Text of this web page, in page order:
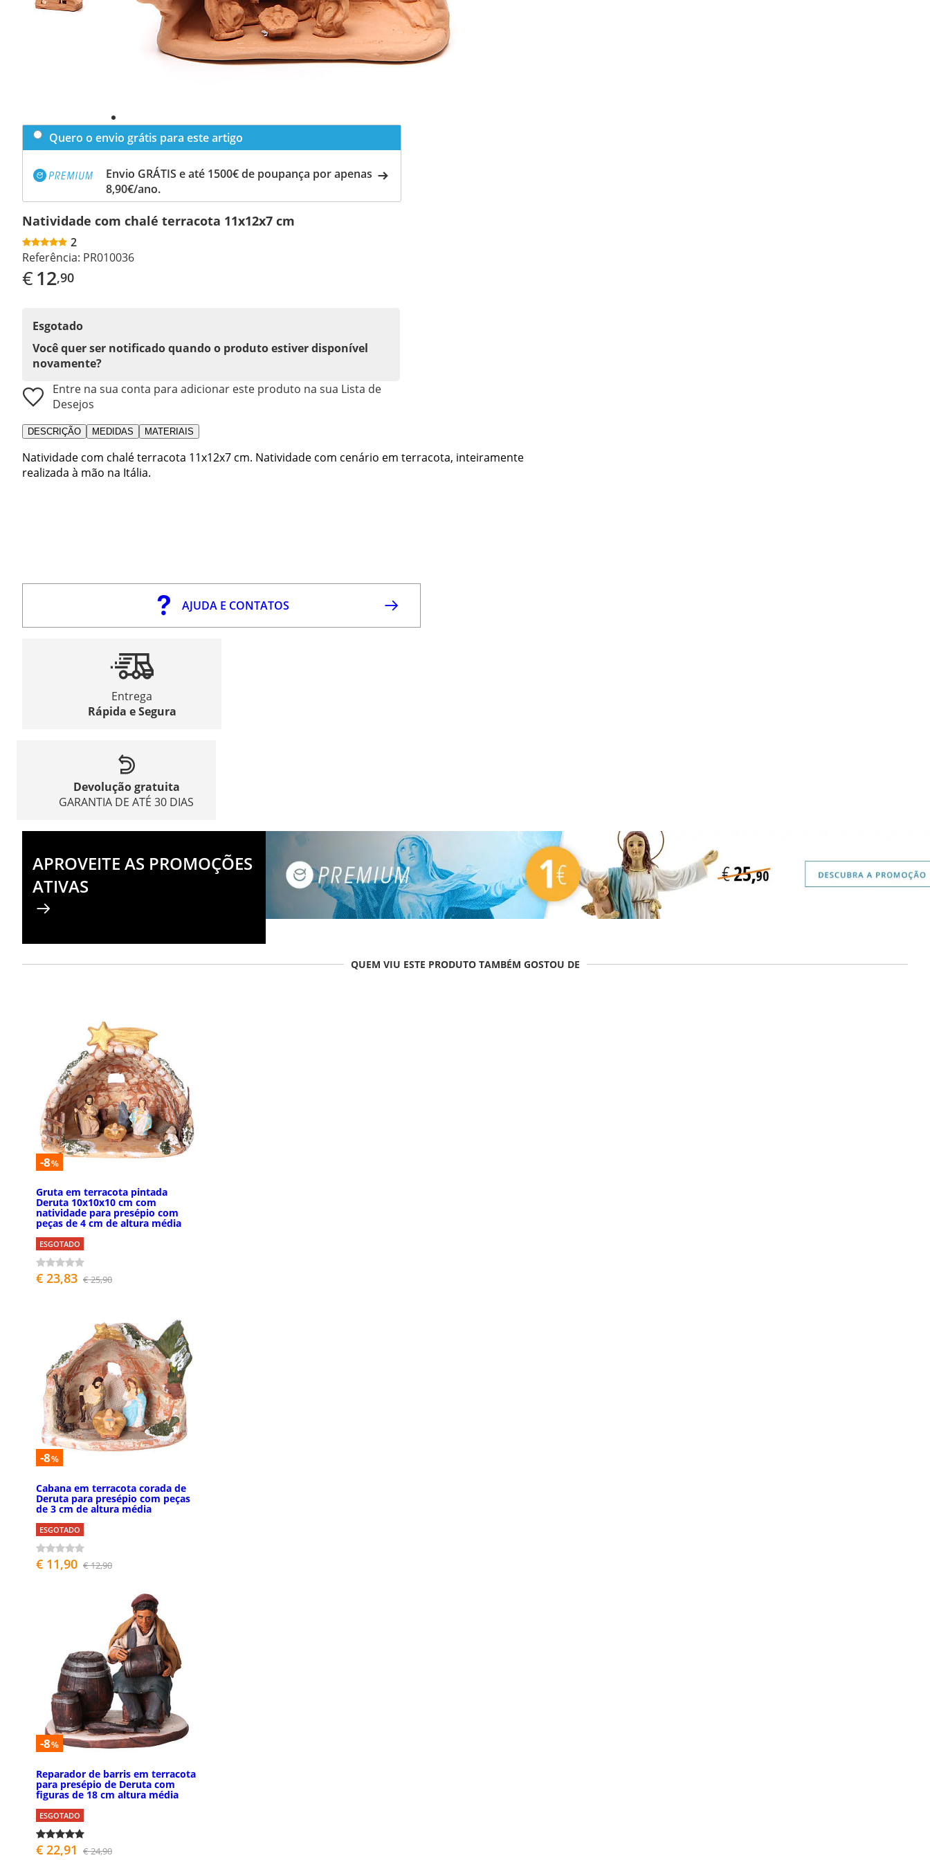
Quero o envio grátis para este artigo
Envio GRÁTIS e até 1500€ de poupança por apenas
8,90€/ano.
Natividade com chalé terracota 11x12x7 cm
2
Referência: PR010036
€12,90
Esgotado
Você quer ser notificado quando o produto estiver disponível
novamente?
Entre na sua conta para adicionar este produto na sua Lista de
Desejos
DESCRIÇÃO MEDIDAS MATERIAIS
Natividade com chalé terracota 11x12x7 cm. Natividade com cenário em terracota, inteiramente
realizada à mão na Itália.
AJUDA E CONTATOS
Entrega
Rápida e Segura
Devolução gratuita
GARANTIA DE ATÉ 30 DIAS
APROVEITE AS PROMOÇÕES
ATIVAS
QUEM VIU ESTE PRODUTO TAMBÉM GOSTOU DE
-8%
Gruta em terracota pintada
Deruta 10x10x10 cm com
natividade para presépio com
peças de 4 cm de altura média
ESGOTADO
€ 23,83 € 25,90
-8%
Cabana em terracota corada de
Deruta para presépio com peças
de 3 cm de altura média
ESGOTADO
€ 11,90 € 12,90
-8%
Reparador de barris em terracota
para presépio de Deruta com
figuras de 18 cm altura média
ESGOTADO
€ 22,91 € 24,90